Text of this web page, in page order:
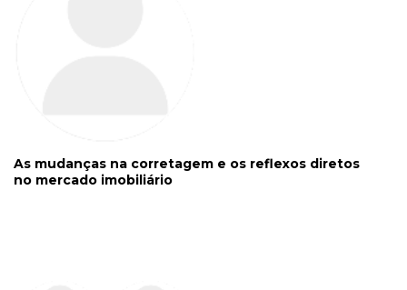
As mudanças na corretagem e os reflexos diretos
no mercado imobiliário